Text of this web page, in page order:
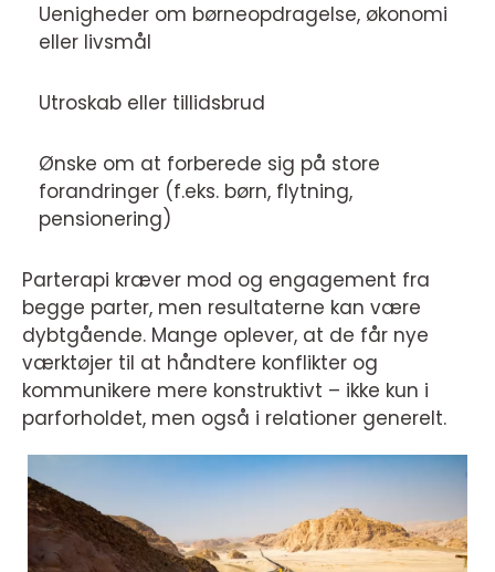
Uenigheder om børneopdragelse, økonomi
eller livsmål
Utroskab eller tillidsbrud
Ønske om at forberede sig på store
forandringer (f.eks. børn, flytning,
pensionering)
Parterapi kræver mod og engagement fra
begge parter, men resultaterne kan være
dybtgående. Mange oplever, at de får nye
værktøjer til at håndtere konflikter og
kommunikere mere konstruktivt – ikke kun i
parforholdet, men også i relationer generelt.